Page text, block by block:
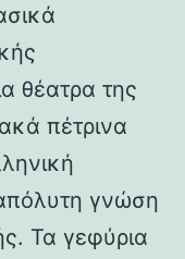
θέατρα της
πέτρινα
γνώση
Τα γεφύρια